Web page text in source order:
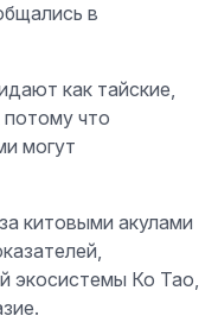
в
как тайские,
что
могут
китовыми акулами
экосистемы Ко Тао,